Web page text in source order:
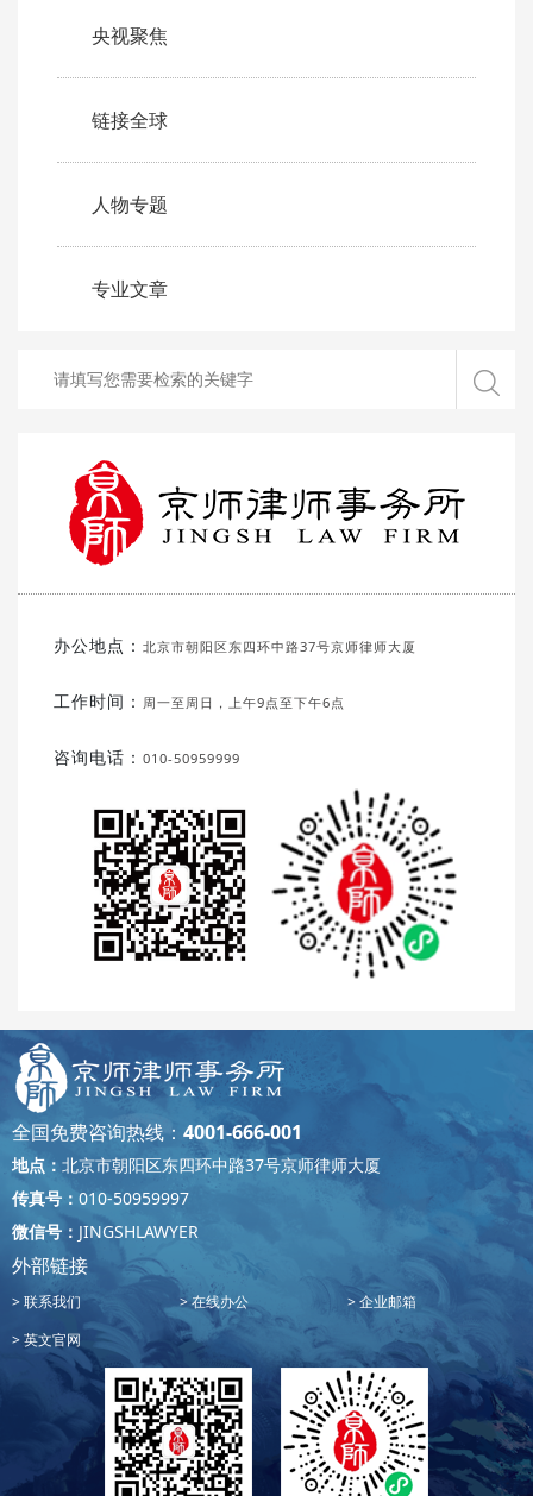
央视聚焦
链接全球
人物专题
专业文章
办公地点： 北京市朝阳区东四环中路37号京师律师大厦
工作时间： 周一至周日，上午9点至下午6点
咨询电话： 010-50959999
全国免费咨询热线： 4001-666-001
地点： 北京市朝阳区东四环中路37号京师律师大厦
传真号： 010-50959997
微信号： JINGSHLAWYER
外部链接
联系我们 在线办公
企业邮箱
英文官网